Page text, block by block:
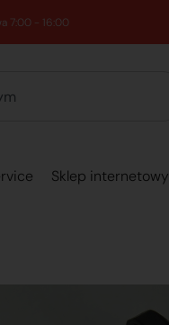
7:00 - 16:00
Sklep internetowy